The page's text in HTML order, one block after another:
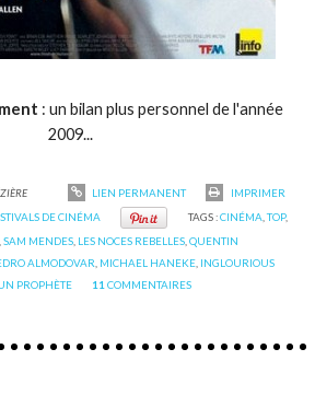
: un bilan plus personnel de l'année
2009...
LIEN PERMANENT
IMPRIMER
DE CINÉMA TAGS :CINÉMA ,TOP,
,SAM MENDES LES NOCES REBELLES ,QUENTIN
ALMODOVAR MICHAEL HANEKE INGLOURIOUS
PROPHÈTE 11 COMMENTAIRES